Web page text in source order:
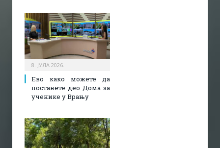
8. ЈУЛА 2026.
Ево како можете да
постанете део Дома за
ученике у Врању